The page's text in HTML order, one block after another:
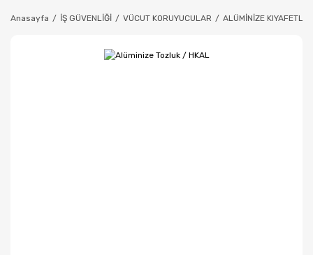
Anasayfa İŞ GÜVENLİĞİ VÜCUT KORUYUCULAR ALÜMİNİZE KIYAFETLER